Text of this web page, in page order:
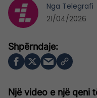
Një video e një qeni
Nga Telegrafi
21/04/2026